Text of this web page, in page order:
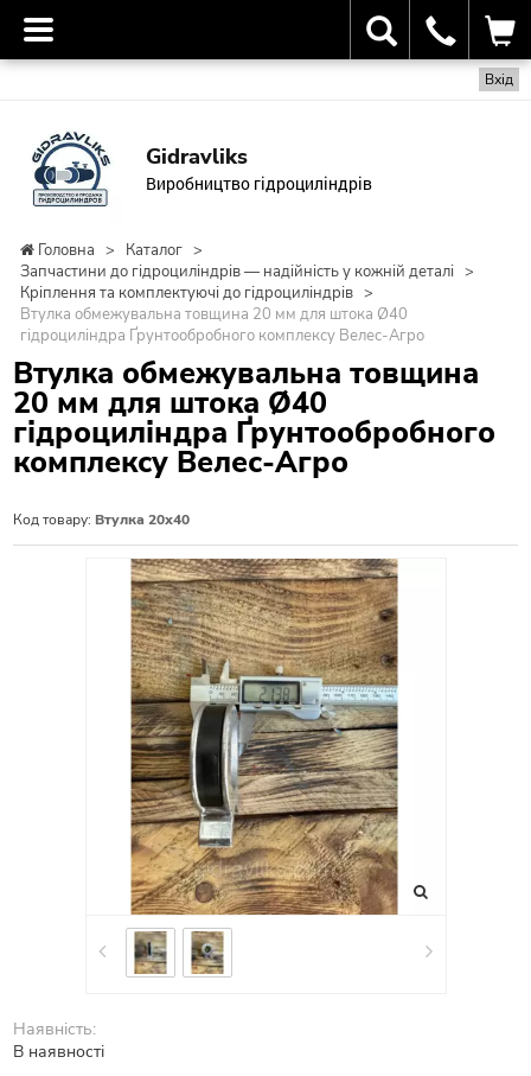
Вхід
Gidravliks
Виробництво гідроциліндрів
Головна > Каталог >
Запчастини до гідроциліндрів — надійність у кожній деталі >
Кріплення та комплектуючі до гідроциліндрів >
Втулка обмежувальна товщина 20 мм для штока Ø40
гідроциліндра Ґрунтообробного комплексу Велес-Агро
Втулка обмежувальна товщина
20 мм для штока Ø40
гідроциліндра Ґрунтообробного
комплексу Велес-Агро
Код товару: Втулка 20х40
Наявність:
В наявності